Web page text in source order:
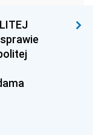
1952
1949